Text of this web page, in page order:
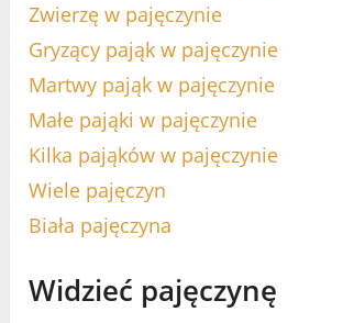
Zwierzę w pajęczynie
Gryzący pająk w pajęczynie
Martwy pająk w pajęczynie
Małe pająki w pajęczynie
Kilka pająków w pajęczynie
Wiele pajęczyn
Biała pajęczyna
Widzieć pajęczynę